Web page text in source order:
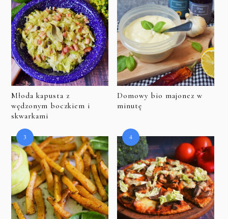
Młoda kapusta z
wędzonym boczkiem i
skwarkami
Domowy bio majonez w
minutę